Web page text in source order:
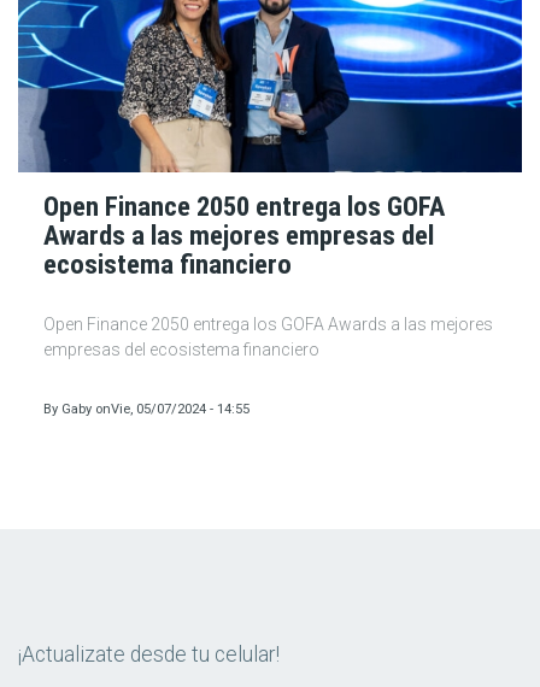
Open Finance 2050 entrega los GOFA
Awards a las mejores empresas del
ecosistema financiero
Open Finance 2050 entrega los GOFA Awards a las mejores
empresas del ecosistema financiero
By Gaby onVie, 05/07/2024 - 14:55
¡Actualizate desde tu celular!